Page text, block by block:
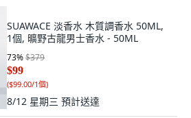
SUAWACE 淡香水 木質調香水 50ML,
1個, 曠野古龍男士香水 - 50ML
73%$379
$99
($99.00/1個)
8/12 星期三 預計送達